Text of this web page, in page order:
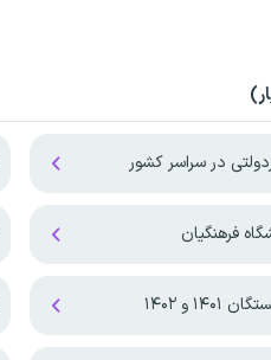
در سراسر کشور
و ۱۴۰۲